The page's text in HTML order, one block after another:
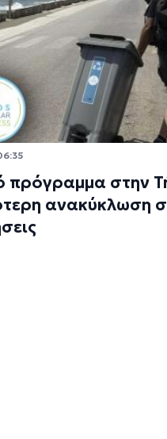
πρόγραμμα στην
ανακύκλωση